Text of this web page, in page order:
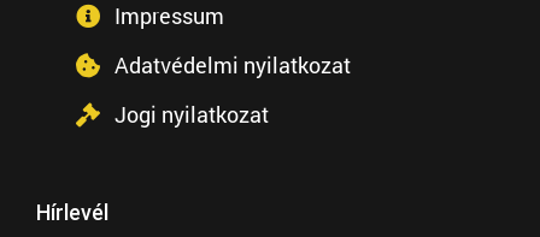
Impressum
Adatvédelmi nyilatkozat
Jogi nyilatkozat
Hírlevél